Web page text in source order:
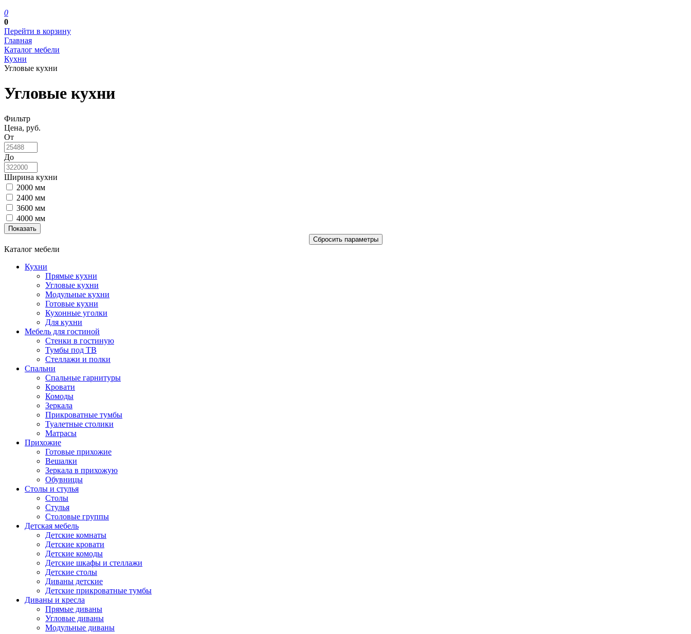
0
0
Перейти в корзину
Главная
Каталог мебели
Кухни
Угловые кухни
Угловые кухни
Фильтр
Цена, руб.
От
До
Ширина кухни
2000 мм
2400 мм
3600 мм
4000 мм
Каталог мебели
Кухни
Прямые кухни
Угловые кухни
Модульные кухни
Готовые кухни
Кухонные уголки
Для кухни
Мебель для гостиной
Стенки в гостиную
Тумбы под ТВ
Стеллажи и полки
Спальни
Спальные гарнитуры
Кровати
Комоды
Зеркала
Прикроватные тумбы
Туалетные столики
Матрасы
Прихожие
Готовые прихожие
Вешалки
Зеркала в прихожую
Обувницы
Столы и стулья
Столы
Стулья
Столовые группы
Детская мебель
Детские комнаты
Детские кровати
Детские комоды
Детские шкафы и стеллажи
Детские столы
Диваны детские
Детские прикроватные тумбы
Диваны и кресла
Прямые диваны
Угловые диваны
Модульные диваны